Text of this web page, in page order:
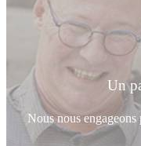
Un
Nous nous